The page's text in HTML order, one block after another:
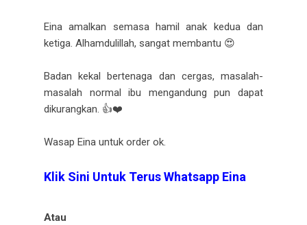
Eina amalkan semasa hamil anak kedua dan
ketiga. Alhamdulillah, sangat membantu 😍
Badan kekal bertenaga dan cergas, masalah-
masalah normal ibu mengandung pun dapat
dikurangkan. 👍❤️
Wasap Eina untuk order ok.
Klik Sini Untuk Terus Whatsapp Eina
Atau